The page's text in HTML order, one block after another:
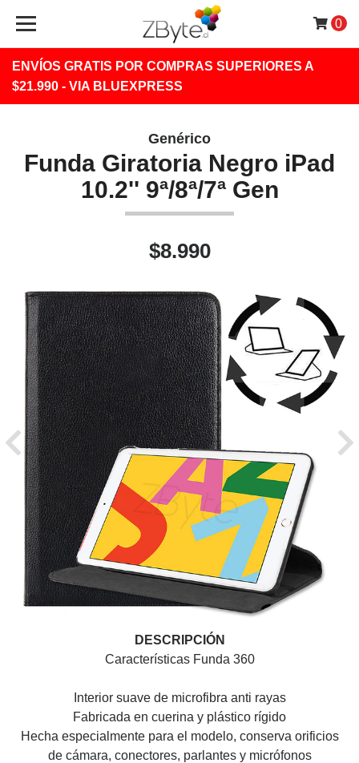
ENVÍOS GRATIS POR COMPRAS SUPERIORES A
$21.990 - VIA BLUEXPRESS
0
Genérico
Funda Giratoria Negro iPad
10.2'' 9ª/8ª/7ª Gen
$8.990
Previous
DESCRIPCIÓN
Características Funda 360
Interior suave de microfibra anti rayas
Fabricada en cuerina y plástico rígido
Hecha especialmente para el modelo, conserva orificios
de cámara, conectores, parlantes y micrófonos